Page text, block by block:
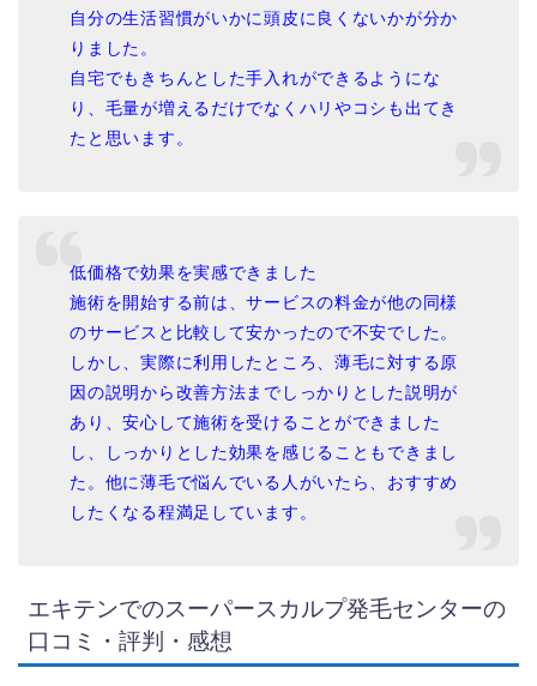
自分の生活習慣がいかに頭皮に良くないかが分か
りました。
自宅でもきちんとした手入れができるようにな
り、毛量が増えるだけでなくハリやコシも出てき
たと思います。
低価格で効果を実感できました
施術を開始する前は、サービスの料金が他の同様
のサービスと比較して安かったので不安でした。
しかし、実際に利用したところ、薄毛に対する原
因の説明から改善方法までしっかりとした説明が
あり、安心して施術を受けることができました
し、しっかりとした効果を感じることもできまし
た。他に薄毛で悩んでいる人がいたら、おすすめ
したくなる程満足しています。
エキテンでのスーパースカルプ発毛センターの
口コミ・評判・感想